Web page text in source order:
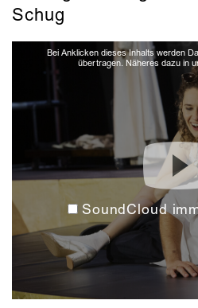
Schug
Bei Anklicken dieses Inhalts werden
übertragen. Näheres dazu in
SoundCloud